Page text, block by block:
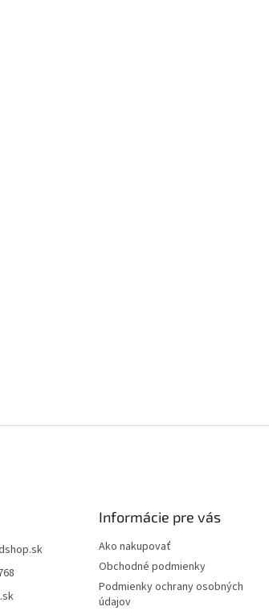
Informácie pre vás
Ako nakupovať
Obchodné podmienky
Podmienky ochrany osobných
údajov